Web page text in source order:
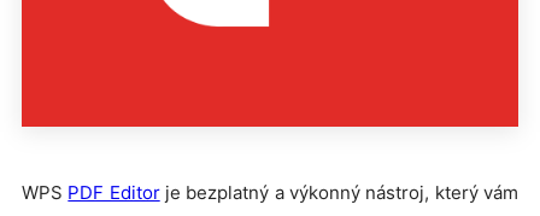
WPS PDF Editorje bezplatný a výkonný nástroj, který vám